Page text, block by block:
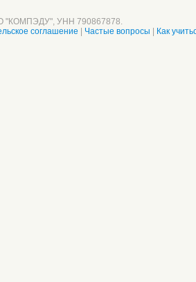
"КОМПЭДУ", УНН 790867878.
соглашение | Частые вопросы | Как